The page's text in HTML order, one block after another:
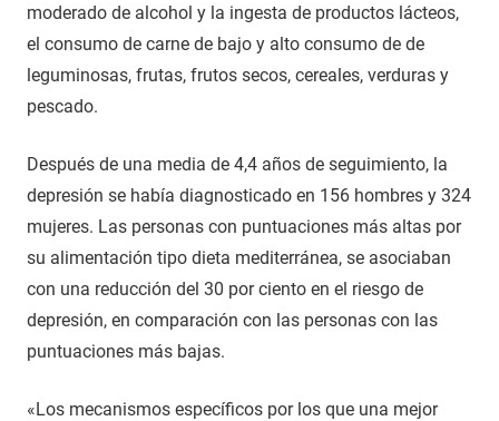
moderado de alcohol y la ingesta de productos lácteos,
el consumo de carne de bajo y alto consumo de de
leguminosas, frutas, frutos secos, cereales, verduras y
pescado.
Después de una media de 4,4 años de seguimiento, la
depresión se había diagnosticado en 156 hombres y 324
mujeres. Las personas con puntuaciones más altas por
su alimentación tipo dieta mediterránea, se asociaban
con una reducción del 30 por ciento en el riesgo de
depresión, en comparación con las personas con las
puntuaciones más bajas.
«Los mecanismos específicos por los que una mejor